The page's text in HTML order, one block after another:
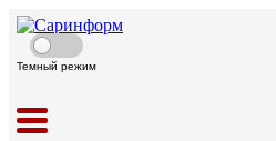
Темный режим